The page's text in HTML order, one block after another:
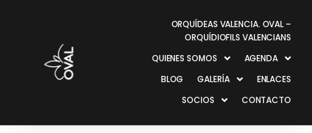
ORQUÍDEAS VALENCIA. OVAL –
ORQUÍDIOFILS VALENCIANS
QUIENES SOMOS
AGENDA
BLOG
GALERÍA
ENLACES
SOCIOS
CONTACTO